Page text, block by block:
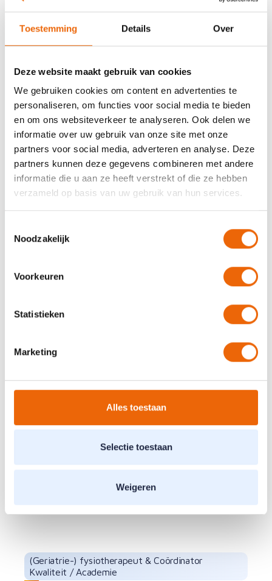
Toestemming Details Over
Deze website maakt gebruik van cookies
We gebruiken cookies om content en advertenties te
personaliseren, om functies voor social media te bieden
en om ons websiteverkeer te analyseren. Ook delen we
informatie over uw gebruik van onze site met onze
partners voor social media, adverteren en analyse. Deze
partners kunnen deze gegevens combineren met andere
informatie die u aan ze heeft verstrekt of die ze hebben
verzameld op basis van uw gebruik van hun services.
Noodzakelijk
Voorkeuren
Statistieken
Marketing
Alles toestaan
Selectie toestaan
Weigeren
Goed om te weten
De geriatriefysiotherapeut werkt vaak samen met
de ergotherapeut om mensen te helpen bij het
langer zelfstandig blijven wonen.
Speciaal voor ouderen geven we regelmatig
cursussen Valpreventie; deze cursus bestaat uit tien
Geriatriefysiotherapie is een specialisatie van de
reguliere fysiotherapie en wordt vergoed vanuit de
aanvullende verzekering. Is de aandoening of ziekte
blijvend, dan valt de therapie vanaf de 21ste
behandeling onder de basisverzekering.
Specialisten
(Geriatrie-) fysiotherapeut
Suzan de Lange
(Geriatrie-) fysiotherapeut & Coördinator
Kwaliteit / Academie